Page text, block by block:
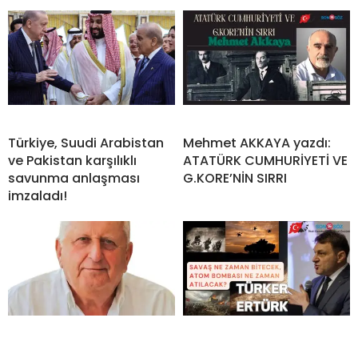
Türkiye, Suudi Arabistan
ve Pakistan karşılıklı
savunma anlaşması
imzaladı!
Mehmet AKKAYA yazdı:
ATATÜRK CUMHURİYETİ VE
G.KORE’NİN SIRRI